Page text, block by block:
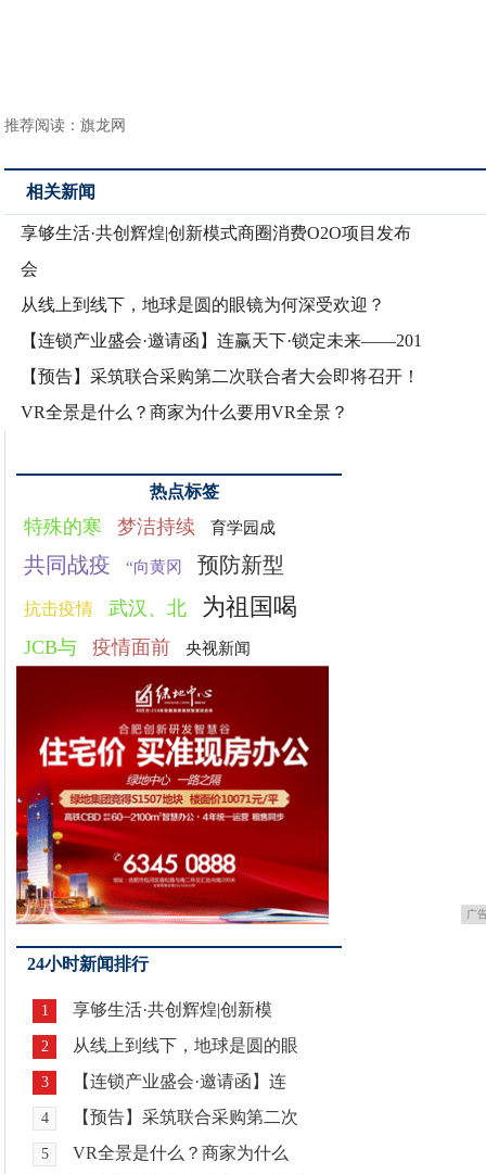
推荐阅读：旗龙网
相关新闻
享够生活·共创辉煌|创新模式商圈消费O2O项目发布
会
从线上到线下，地球是圆的眼镜为何深受欢迎？
【连锁产业盛会·邀请函】连赢天下·锁定未来——201
【预告】采筑联合采购第二次联合者大会即将召开！
VR全景是什么？商家为什么要用VR全景？
热点标签
特殊的寒 梦洁持续 育学园成
共同战疫 “向黄冈 预防新型
抗击疫情 武汉、北 为祖国喝
JCB与 疫情面前 央视新闻
广
24小时新闻排行
1 享够生活·共创辉煌|创新模
2 从线上到线下，地球是圆的眼
3 【连锁产业盛会·邀请函】连
4 【预告】采筑联合采购第二次
5 VR全景是什么？商家为什么